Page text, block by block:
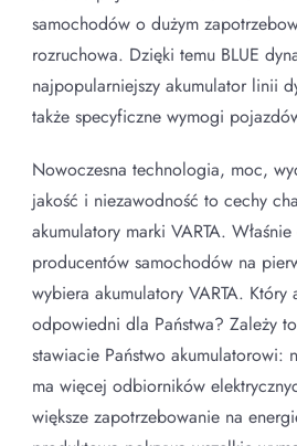
samochodów o dużym
rozruchowa. Dzięki temu BLUE
najpopularniejszy akumulator linii
także specyficzne wymogi
Nowoczesna technologia, moc,
jakość i niezawodność to cechy
akumulatory marki VARTA.
producentów samochodów na
wybiera akumulatory VARTA. Który
odpowiedni dla Państwa? Zależy
stawiacie Państwo akumulatorowi:
ma więcej odbiorników
większe zapotrzebowanie na